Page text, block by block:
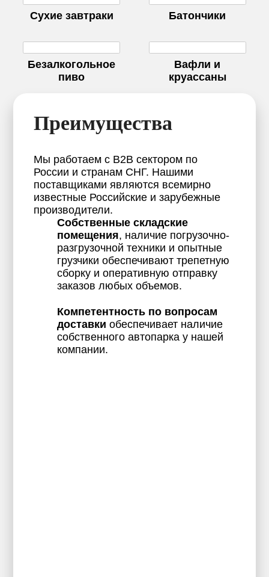
Cухие завтраки Батончики
Безалкогольное
пиво
Вафли и
круассаны
Преимущества
Мы работаем с B2B сектором по
России и странам СНГ. Нашими
поставщиками являются всемирно
известные Российские и зарубежные
производители.
Собственные складские
помещения, наличие погрузочно-
разгрузочной техники и опытные
грузчики обеспечивают трепетную
сборку и оперативную отправку
заказов любых объемов.
Компетентность по вопросам
доставки обеспечивает наличие
собственного автопарка у нашей
компании.